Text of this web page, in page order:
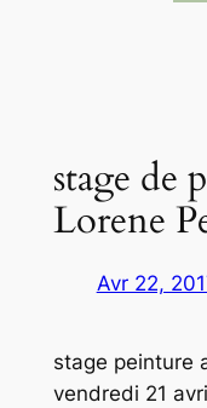
stage de
Lorene
Avr 22,
stage peinture
vendredi 21